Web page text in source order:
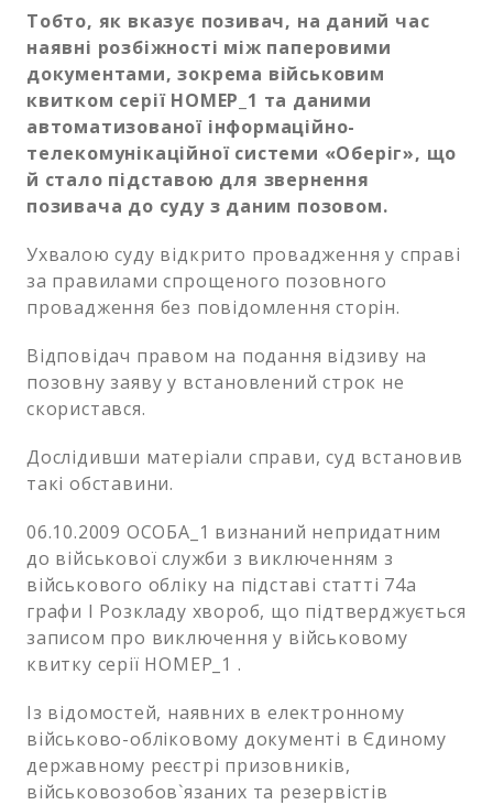
Тобто, як вказує позивач, на даний час
наявні розбіжності між паперовими
документами, зокрема військовим
квитком серії НОМЕР_1 та даними
автоматизованої інформаційно-
телекомунікаційної системи «Оберіг», що
й стало підставою для звернення
позивача до суду з даним позовом.
Ухвалою суду відкрито провадження у справі
за правилами спрощеного позовного
провадження без повідомлення сторін.
Відповідач правом на подання відзиву на
позовну заяву у встановлений строк не
скористався.
Дослідивши матеріали справи, суд встановив
такі обставини.
06.10.2009 ОСОБА_1 визнаний непридатним
до військової служби з виключенням з
військового обліку на підставі статті 74а
графи І Розкладу хвороб, що підтверджується
записом про виключення у військовому
квитку серії НОМЕР_1 .
Із відомостей, наявних в електронному
військово-обліковому документі в Єдиному
державному реєстрі призовників,
військовозобов`язаних та резервістів